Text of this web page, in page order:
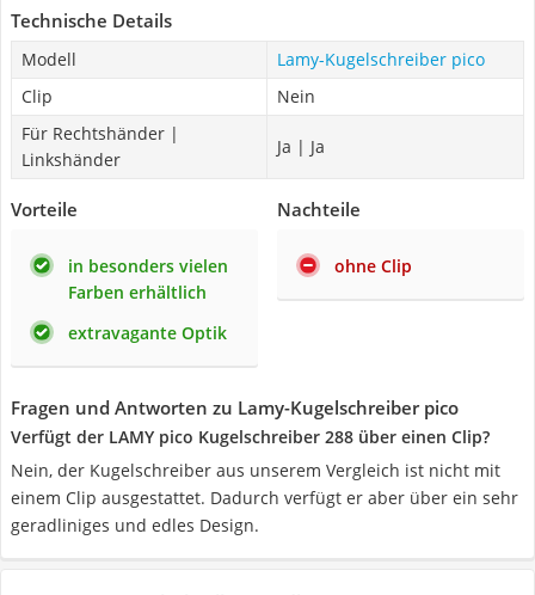
Technische Details
Modell
Lamy-Kugelschreiber pico
Clip
Nein
Für Rechtshänder |
Linkshänder
Ja | Ja
Vorteile
in besonders vielen
Farben erhältlich
extravagante Optik
Nachteile
ohne Clip
Fragen und Antworten zu Lamy-Kugelschreiber pico
Verfügt der LAMY pico Kugelschreiber 288 über einen Clip?
Nein, der Kugelschreiber aus unserem Vergleich ist nicht mit
einem Clip ausgestattet. Dadurch verfügt er aber über ein sehr
geradliniges und edles Design.